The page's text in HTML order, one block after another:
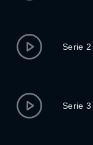
Serie 2
Serie 3